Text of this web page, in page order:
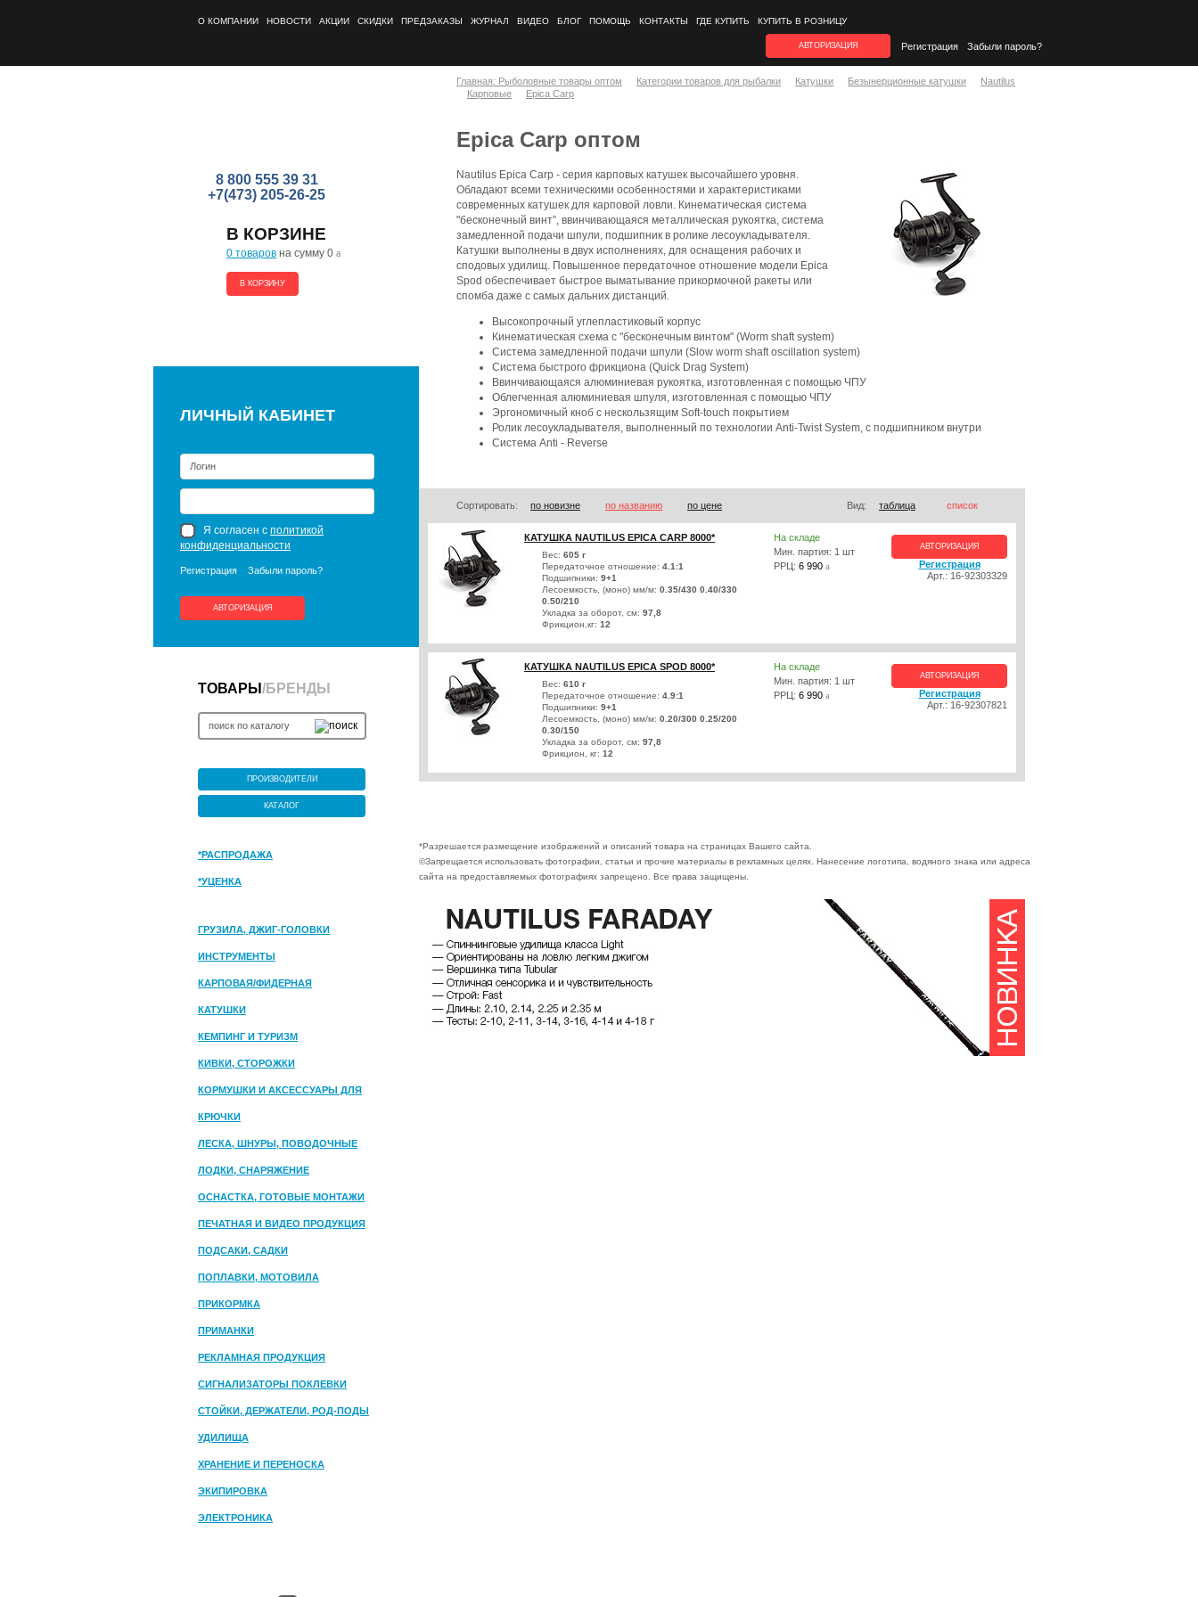
О КОМПАНИИ НОВОСТИ АКЦИИ СКИДКИ ПРЕДЗАКАЗЫ ЖУРНАЛ ВИДЕО БЛОГ ПОМОЩЬ КОНТАКТЫ ГДЕ КУПИТЬ КУПИТЬ В РОЗНИЦУ
АВТОРИЗАЦИЯ Регистрация Забыли пароль?
8 800 555 39 31
+7(473) 205-26-25
В КОРЗИНЕ
0 товаров на сумму 0 a
В КОРЗИНУ
ЛИЧНЫЙ КАБИНЕТ
Я согласен с политикой
конфиденциальности
Регистрация Забыли пароль?
АВТОРИЗАЦИЯ
ТОВАРЫ /БРЕНДЫ
ПРОИЗВОДИТЕЛИ
КАТАЛОГ
*РАСПРОДАЖА
*УЦЕНКА
ГРУЗИЛА, ДЖИГ-ГОЛОВКИ
ИНСТРУМЕНТЫ
КАРПОВАЯ/ФИДЕРНАЯ
КАТУШКИ
КЕМПИНГ И ТУРИЗМ
КИВКИ, СТОРОЖКИ
КОРМУШКИ И АКСЕССУАРЫ ДЛЯ
ПРИКОРМКИ
КРЮЧКИ
ЛЕСКА, ШНУРЫ, ПОВОДОЧНЫЕ
МАТЕРИАЛЫ
ЛОДКИ, СНАРЯЖЕНИЕ
ОСНАСТКА, ГОТОВЫЕ МОНТАЖИ
ПЕЧАТНАЯ И ВИДЕО ПРОДУКЦИЯ
ПОДСАКИ, САДКИ
ПОПЛАВКИ, МОТОВИЛА
ПРИКОРМКА
ПРИМАНКИ
РЕКЛАМНАЯ ПРОДУКЦИЯ
СИГНАЛИЗАТОРЫ ПОКЛЕВКИ
СТОЙКИ, ДЕРЖАТЕЛИ, РОД-ПОДЫ
УДИЛИЩА
ХРАНЕНИЕ И ПЕРЕНОСКА
ЭКИПИРОВКА
ЭЛЕКТРОНИКА
Главная: Рыболовные товары оптом Категории товаров для рыбалки Катушки Безынерционные катушки
Nautilus
Карповые
Epica Carp
Epica Carp оптом
Nautilus Epica Carp - серия карповых катушек высочайшего уровня.
Обладают всеми техническими особенностями и характеристиками
современных катушек для карповой ловли. Кинематическая система
"бесконечный винт”, ввинчивающаяся металлическая рукоятка, система
замедленной подачи шпули, подшипник в ролике лесоукладывателя.
Катушки выполнены в двух исполнениях, для оснащения рабочих и
сподовых удилищ. Повышенное передаточное отношение модели Epica
Spod обеспечивает быстрое выматывание прикормочной ракеты или
спомба даже с самых дальних дистанций.
Высокопрочный углепластиковый корпус
Кинематическая схема с "бесконечным винтом" (Worm shaft system)
Система замедленной подачи шпули (Slow worm shaft oscillation system)
Система быстрого фрикциона (Quick Drag System)
Ввинчивающаяся алюминиевая рукоятка, изготовленная с помощью ЧПУ
Облегченная алюминиевая шпуля, изготовленная с помощью ЧПУ
Эргономичный кноб с нескользящим Soft-touch покрытием
Ролик лесоукладывателя, выполненный по технологии Anti-Twist System, с подшипником внутри
Система Anti - Reverse
Сортировать: по новизне по названию по цене Вид: таблица список
КАТУШКА NAUTILUS EPICA CARP 8000*
Вес: 605 г
Передаточное отношение: 4.1:1
Подшипники: 9+1
Лесоемкость, (моно) мм/м: 0.35/430 0.40/330
0.50/210
Укладка за оборот, см: 97,8
Фрикцион,кг: 12
На складе
Мин. партия: 1 шт
РРЦ: 6 990 a
АВТОРИЗАЦИЯ
Регистрация
Арт.: 16-92303329
КАТУШКА NAUTILUS EPICA SPOD 8000*
Вес: 610 г
Передаточное отношение: 4.9:1
Подшипники: 9+1
Лесоемкость, (моно) мм/м: 0.20/300 0.25/200
0.30/150
Укладка за оборот, см: 97,8
Фрикцион, кг: 12
На складе
Мин. партия: 1 шт
РРЦ: 6 990 a
АВТОРИЗАЦИЯ
Регистрация
Арт.: 16-92307821
*Разрешается размещение изображений и описаний товара на страницах Вашего сайта.
©Запрещается использовать фотографии, статьи и прочие материалы в рекламных целях. Нанесение логотипа, водяного знака или адреса
сайта на предоставляемых фотографиях запрещено. Все права защищены.